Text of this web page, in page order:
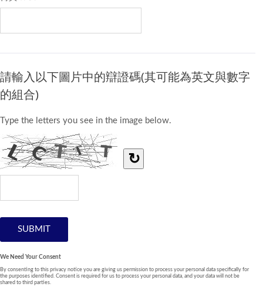
請輸入以下圖片中的辯證碼(其可能為英文與數字
的組合)
Type the letters you see in the image below.
↻
We Need Your Consent
By consenting to this privacy notice you are giving us permission to process your personal data specifically for
the purposes identified. Consent is required for us to process your personal data, and your data will not be
shared to third parties.